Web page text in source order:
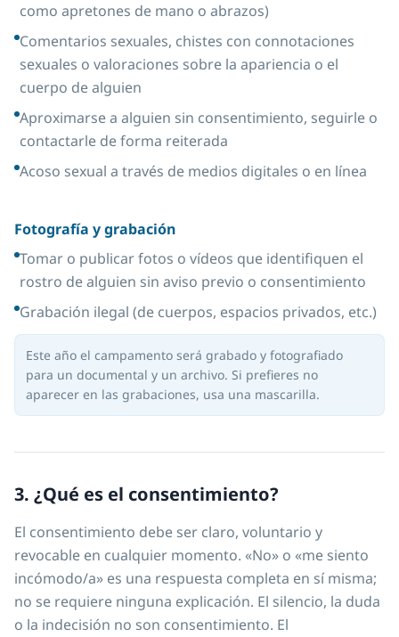
como apretones de mano o abrazos)
Comentarios sexuales, chistes con connotaciones
sexuales o valoraciones sobre la apariencia o el
cuerpo de alguien
Aproximarse a alguien sin consentimiento, seguirle o
contactarle de forma reiterada
Acoso sexual a través de medios digitales o en línea
Fotografía y grabación
Tomar o publicar fotos o vídeos que identifiquen el
rostro de alguien sin aviso previo o consentimiento
Grabación ilegal (de cuerpos, espacios privados, etc.)
Este año el campamento será grabado y fotografiado
para un documental y un archivo. Si prefieres no
aparecer en las grabaciones, usa una mascarilla.
3. ¿Qué es el consentimiento?
El consentimiento debe ser claro, voluntario y
revocable en cualquier momento. «No» o «me siento
incómodo/a» es una respuesta completa en sí misma;
no se requiere ninguna explicación. El silencio, la duda
o la indecisión no son consentimiento. El